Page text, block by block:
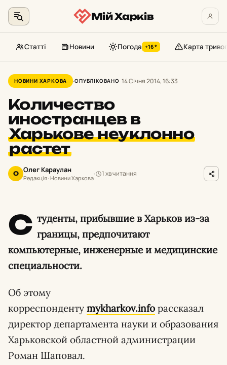
до
контенту
Мій Харків
Статті Новини Погода +16° Карта тривог
НОВИНИ ХАРКОВА ОПУБЛІКОВАНО 14 Січня 2014, 16:33
Количество
иностранцев в
Харькове неуклонно
растет
О Олег Караулан
Редакція · Новини Харкова
1 хв читання
С туденты, прибывшие в Харьков из-за
границы, предпочитают
компьютерные, инженерные и медицинские
специальности.
Об этому
корреспонденту mykharkov.info рассказал
директор департамента науки и образования
Харьковской областной администрации
Роман Шаповал.